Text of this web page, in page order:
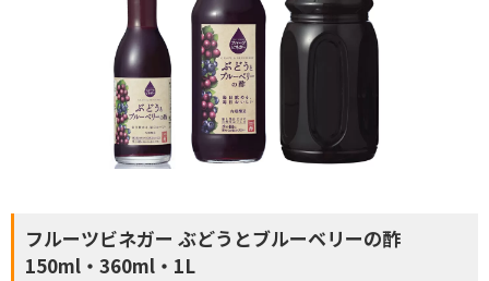
フルーツビネガー ぶどうとブルーベリーの酢
150ml・360ml・1L